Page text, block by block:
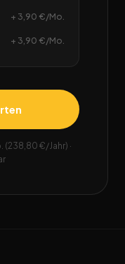
+ 3,90 €/Mo.
+ 3,90 €/Mo.
(238,80 €/Jahr) ·